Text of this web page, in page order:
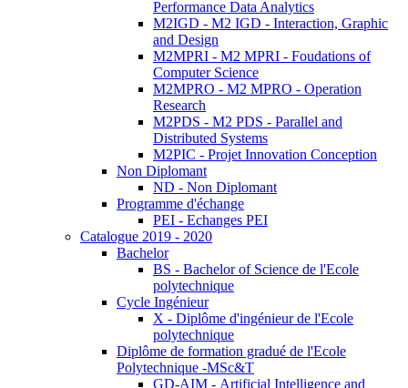
Performance Data Analytics
M2IGD - M2 IGD - Interaction, Graphic
and Design
M2MPRI - M2 MPRI - Foudations of
Computer Science
M2MPRO - M2 MPRO - Operation
Research
M2PDS - M2 PDS - Parallel and
Distributed Systems
M2PIC - Projet Innovation Conception
Non Diplomant
ND - Non Diplomant
Programme d'échange
PEI - Echanges PEI
Catalogue 2019 - 2020
Bachelor
BS - Bachelor of Science de l'Ecole
polytechnique
Cycle Ingénieur
X - Diplôme d'ingénieur de l'Ecole
polytechnique
Diplôme de formation gradué de l'Ecole
Polytechnique -MSc&T
GD-AIM - Artificial Intelligence and